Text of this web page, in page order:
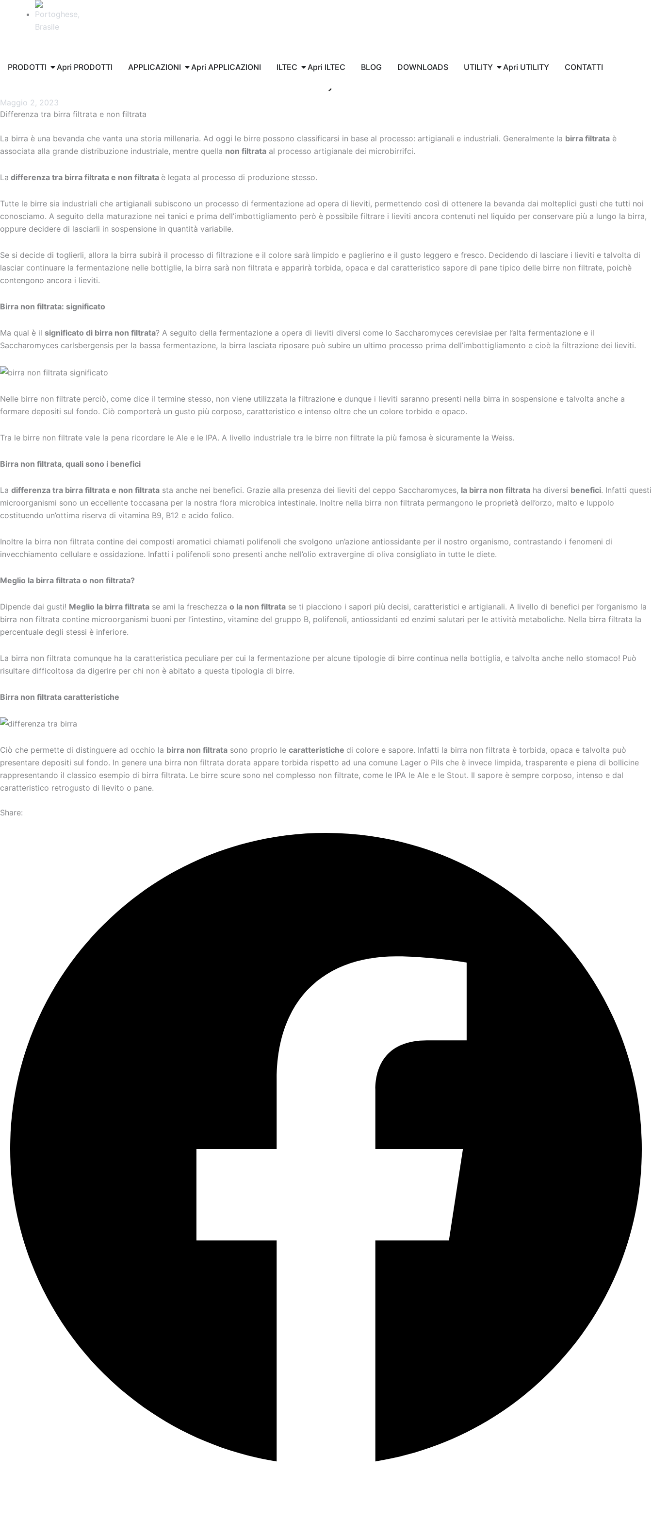
PRODOTTI Apri PRODOTTI APPLICAZIONI Apri APPLICAZIONI ILTEC Apri ILTEC BLOG DOWNLOADS UTILITY Apri UTILITY CONTATTI
Maggio 2, 2023
Differenza tra birra filtrata e non filtrata
La birra è una bevanda che vanta una storia millenaria. Ad oggi le birre possono classificarsi in base al processo: artigianali e industriali. Generalmente la birra filtrata è
associata alla grande distribuzione industriale, mentre quella non filtrata al processo artigianale dei microbirrifci.
La differenza tra birra filtrata e non filtrata è legata al processo di produzione stesso.
Tutte le birre sia industriali che artigianali subiscono un processo di fermentazione ad opera di lieviti, permettendo così di ottenere la bevanda dai molteplici gusti che tutti noi
conosciamo. A seguito della maturazione nei tanici e prima dell’imbottigliamento però è possibile filtrare i lieviti ancora contenuti nel liquido per conservare più a lungo la birra,
oppure decidere di lasciarli in sospensione in quantità variabile.
Se si decide di toglierli, allora la birra subirà il processo di filtrazione e il colore sarà limpido e paglierino e il gusto leggero e fresco. Decidendo di lasciare i lieviti e talvolta di
lasciar continuare la fermentazione nelle bottiglie, la birra sarà non filtrata e apparirà torbida, opaca e dal caratteristico sapore di pane tipico delle birre non filtrate, poichè
contengono ancora i lieviti.
Birra non filtrata: significato
Ma qual è il significato di birra non filtrata? A seguito della fermentazione a opera di lieviti diversi come lo Saccharomyces cerevisiae per l’alta fermentazione e il
Saccharomyces carlsbergensis per la bassa fermentazione, la birra lasciata riposare può subire un ultimo processo prima dell’imbottigliamento e cioè la filtrazione dei lieviti.
Nelle birre non filtrate perciò, come dice il termine stesso, non viene utilizzata la filtrazione e dunque i lieviti saranno presenti nella birra in sospensione e talvolta anche a
formare depositi sul fondo. Ciò comporterà un gusto più corposo, caratteristico e intenso oltre che un colore torbido e opaco.
Tra le birre non filtrate vale la pena ricordare le Ale e le IPA. A livello industriale tra le birre non filtrate la più famosa è sicuramente la Weiss.
Birra non filtrata, quali sono i benefici
La differenza tra birra filtrata e non filtrata sta anche nei benefici. Grazie alla presenza dei lieviti del ceppo Saccharomyces, la birra non filtrata ha diversi benefici. Infatti questi
microorganismi sono un eccellente toccasana per la nostra flora microbica intestinale. Inoltre nella birra non filtrata permangono le proprietà dell’orzo, malto e luppolo
costituendo un’ottima riserva di vitamina B9, B12 e acido folico.
Inoltre la birra non filtrata contine dei composti aromatici chiamati polifenoli che svolgono un’azione antiossidante per il nostro organismo, contrastando i fenomeni di
invecchiamento cellulare e ossidazione. Infatti i polifenoli sono presenti anche nell’olio extravergine di oliva consigliato in tutte le diete.
Meglio la birra filtrata o non filtrata?
Dipende dai gusti! Meglio la birra filtrata se ami la freschezza o la non filtrata se ti piacciono i sapori più decisi, caratteristici e artigianali. A livello di benefici per l’organismo la
birra non filtrata contine microorganismi buoni per l’intestino, vitamine del gruppo B, polifenoli, antiossidanti ed enzimi salutari per le attività metaboliche. Nella birra filtrata la
percentuale degli stessi è inferiore.
La birra non filtrata comunque ha la caratteristica peculiare per cui la fermentazione per alcune tipologie di birre continua nella bottiglia, e talvolta anche nello stomaco! Può
risultare difficoltosa da digerire per chi non è abitato a questa tipologia di birre.
Birra non filtrata caratteristiche
Ciò che permette di distinguere ad occhio la birra non filtrata sono proprio le caratteristiche di colore e sapore. Infatti la birra non filtrata è torbida, opaca e talvolta può
presentare depositi sul fondo. In genere una birra non filtrata dorata appare torbida rispetto ad una comune Lager o Pils che è invece limpida, trasparente e piena di bollicine
rappresentando il classico esempio di birra filtrata. Le birre scure sono nel complesso non filtrate, come le IPA le Ale e le Stout. Il sapore è sempre corposo, intenso e dal
caratteristico retrogusto di lievito o pane.
Share: